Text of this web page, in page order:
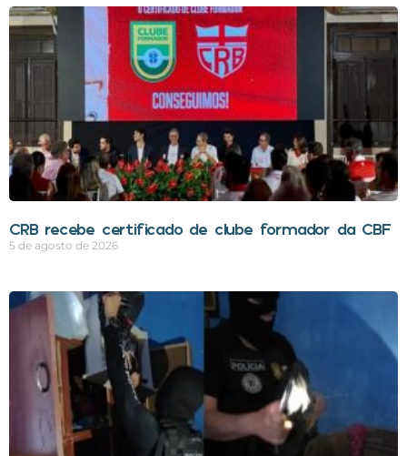
CRB recebe certificado de clube formador da CBF
5 de agosto de 2026